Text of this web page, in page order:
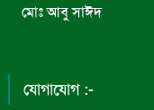
মোঃ আবু সাঈদ
যোগাযোগ :-